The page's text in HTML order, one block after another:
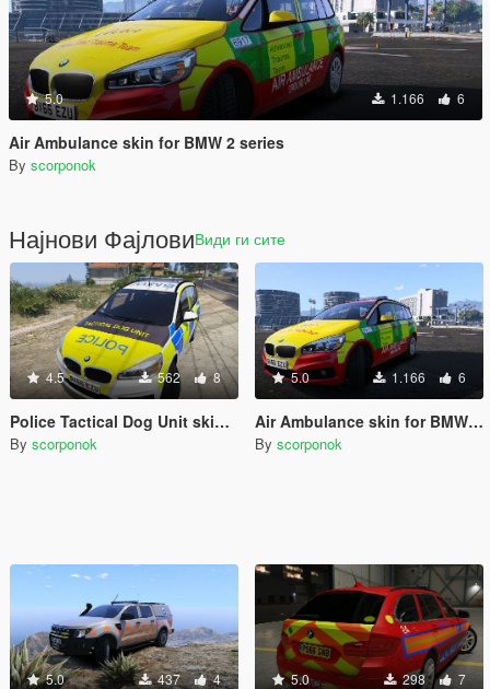
5.0 1.166 6
Air Ambulance skin for BMW 2 series
By scorponok
Најнови ФајловиВиди ги сите
4.5 562 8
Police Tactical Dog Unit skin for BMW 2 Series
By scorponok
5.0 1.166 6
Air Ambulance skin for BMW 2 series
By scorponok
5.0 437 4 5.0 298 7